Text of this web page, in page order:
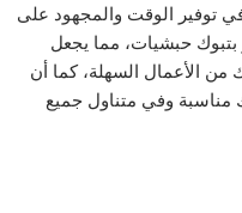
توفير الوقت والمجهود على
بتبوك حبشيات، مما يجعل
من الأعمال السهلة، كما أن
مناسبة وفي متناول جميع